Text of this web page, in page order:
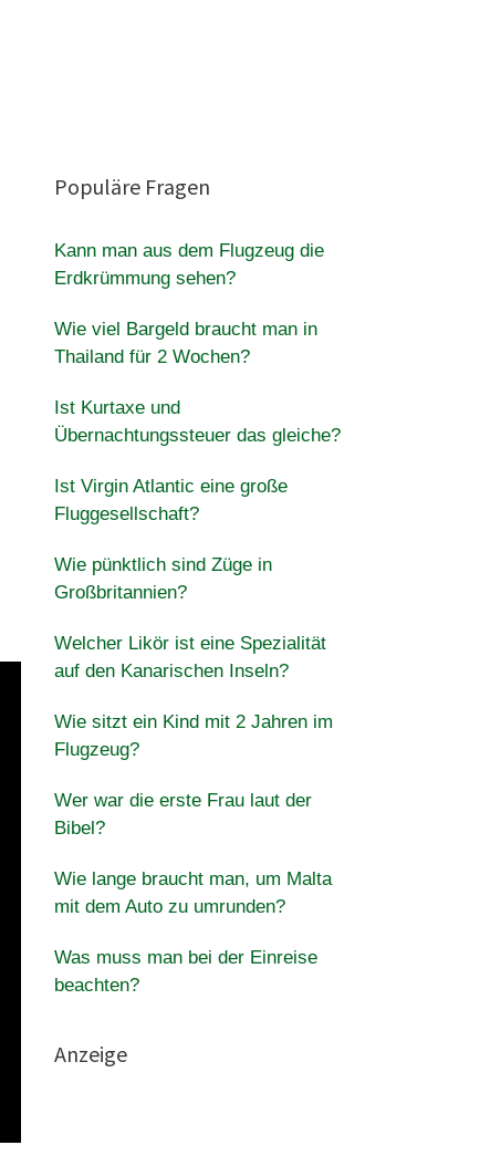
Populäre Fragen
Kann man aus dem Flugzeug die
Erdkrümmung sehen?
Wie viel Bargeld braucht man in
Thailand für 2 Wochen?
Ist Kurtaxe und
Übernachtungssteuer das gleiche?
Ist Virgin Atlantic eine große
Fluggesellschaft?
Wie pünktlich sind Züge in
Großbritannien?
Welcher Likör ist eine Spezialität
auf den Kanarischen Inseln?
Wie sitzt ein Kind mit 2 Jahren im
Flugzeug?
Wer war die erste Frau laut der
Bibel?
Wie lange braucht man, um Malta
mit dem Auto zu umrunden?
Was muss man bei der Einreise
beachten?
Anzeige